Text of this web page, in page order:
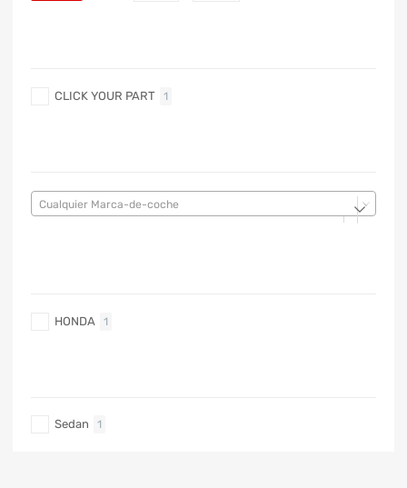
CLICK YOUR PART 1
Cualquier Marca-de-coche
HONDA 1
Sedan 1